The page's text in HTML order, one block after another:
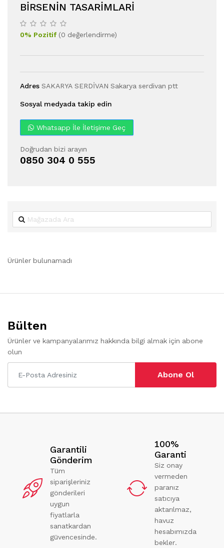
BIRSENIN TASARIMLARI
0% Pozitif(0 değerlendirme)
Adres SAKARYA SERDİVAN Sakarya serdivan ptt
Sosyal medyada takip edin
Whatsapp İle İletişime Geç
Doğrudan bizi arayın
0850 304 0 555
Ürünler bulunamadı
Bülten
Ürünler ve kampanyalarımız hakkında bilgi almak için abone
olun
Abone Ol
Garantili
Gönderim
Tüm
siparişleriniz
gönderileri
uygun
fiyatlarla
sanatkardan
güvencesinde.
100%
Garanti
Siz onay
vermeden
paranız
satıcıya
aktarılmaz,
havuz
hesabımızda
bekler.